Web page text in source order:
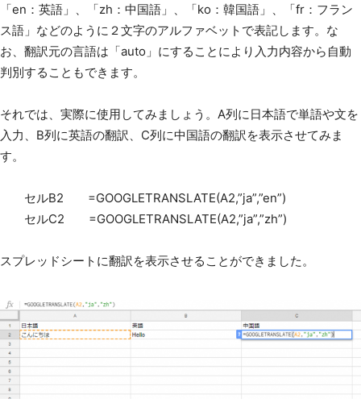
「en：英語」、「zh：中国語」、「ko：韓国語」、「fr：フラン
ス語」などのように２文字のアルファベットで表記します。な
お、翻訳元の言語は「auto」にすることにより入力内容から自動
判別することもできます。
それでは、実際に使用してみましょう。A列に日本語で単語や文を
入力、B列に英語の翻訳、C列に中国語の翻訳を表示させてみま
す。
セルB2 =GOOGLETRANSLATE(A2,”ja”,”en”)
セルC2 =GOOGLETRANSLATE(A2,”ja”,”zh”)
スプレッドシートに翻訳を表示させることができました。